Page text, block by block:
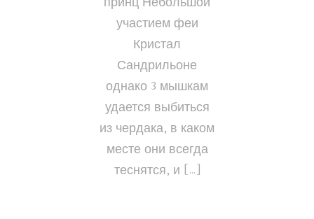
участием феи
Кристал
Сандрильоне
однако 3 мышкам
удается выбиться
из чердака, в каком
месте они всегда
теснятся, и […]